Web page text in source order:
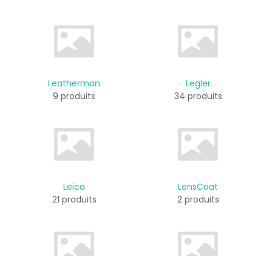
Leatherman
9 produits
Legler
34 produits
Leica
21 produits
LensCoat
2 produits